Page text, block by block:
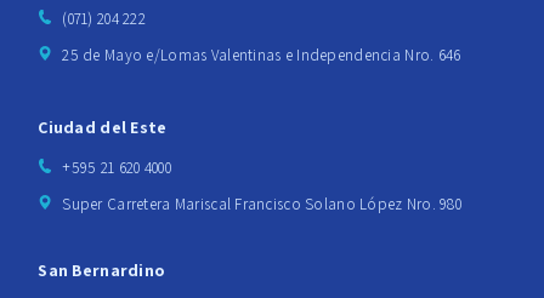
(071) 204 222
25 de Mayo e/Lomas Valentinas e Independencia Nro. 646
Ciudad del Este
+595 21 620 4000
Super Carretera Mariscal Francisco Solano López Nro. 980
San Bernardino